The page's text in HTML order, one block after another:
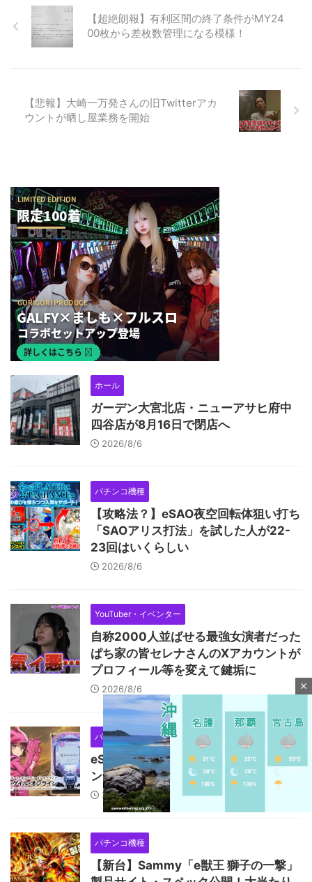
【超絶朗報】有利区間の終了条件がMY24
00枚から差枚数管理になる模様！
【悲報】大崎一万発さんの旧Twitterアカ
ウントが晒し屋業務を開始
ホール
ガーデン大宮北店・ニューアサヒ府中
四谷店が8月16日で閉店へ
2026/8/6
パチンコ機種
【攻略法？】eSAO夜空回転体狙い打ち
「SAOアリス打法」を試した人が22-
23回はいくらしい
2026/8/6
YouTuber・イベンター
自称2000人並ばせる最強女演者だった
ぱち家の皆セレナさんのXアカウントが
プロフィール等を変えて鍵垢に
2026/8/6
パチンコ機種
eSAOオルタナティブ ガンゲイル・オ
ンラインが稼働貢献8週で終了
2026/8/6
パチンコ機種
【新台】Sammy「e獣王 獅子の一撃」
close
u
t